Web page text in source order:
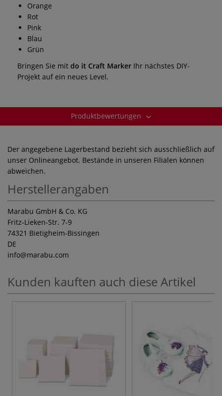
Orange
Rot
Pink
Blau
Grün
Bringen Sie mit do it Craft Marker Ihr nächstes DIY-
Projekt auf ein neues Level.
Produktbewertungen
Der angegebene Lagerbestand bezieht sich ausschließlich auf
unser Onlineangebot. Bestände in unseren Filialen können
abweichen.
Herstellerangaben
Marabu GmbH & Co. KG
Fritz-Lieken-Str. 7-9
74321 Bietigheim-Bissingen
DE
info@marabu.com
Kunden kauften auch diese Artikel